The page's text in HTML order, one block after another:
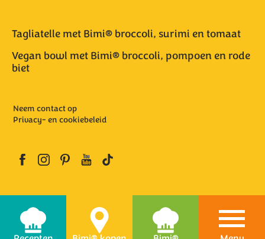
Tagliatelle met Bimi® broccoli, surimi en tomaat
Vegan bowl met Bimi® broccoli, pompoen en rode
biet
Neem contact op
Privacy- en cookiebeleid